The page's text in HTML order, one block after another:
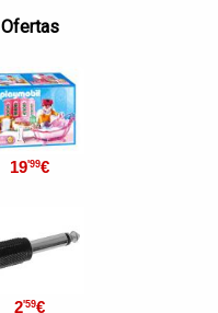
Ofertas
19'99€
2'59€